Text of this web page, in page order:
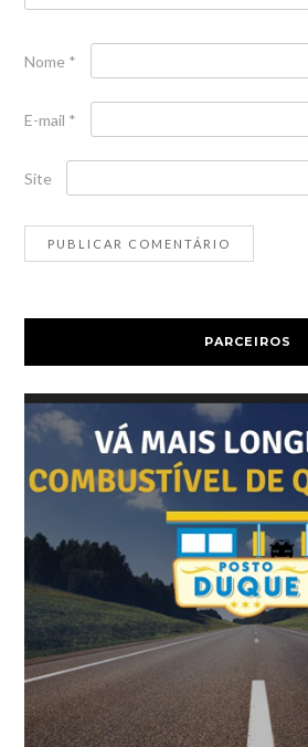
Nome *
E-mail *
Site
PARCEIROS